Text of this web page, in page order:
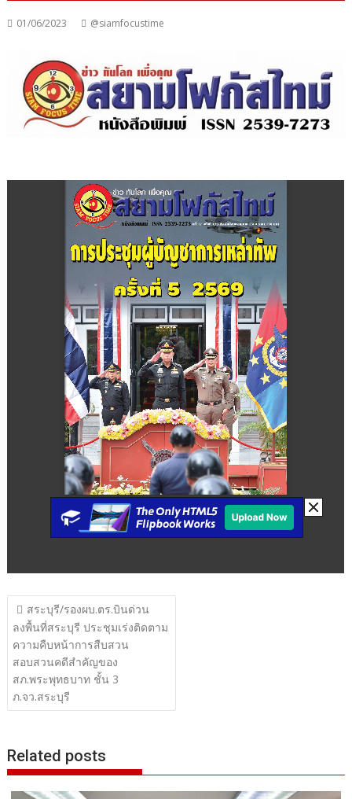
01/06/2023 @siamfocustime
แนะแนว
เรื่อง
สระบุรี/รองผบ.ตร.บินด่วน
ลงพื้นที่สระบุรี ประชุมเร่งติดตาม
ความคืบหน้าการสืบสวน
สอบสวนคดีสำคัญของ
สภ.พระพุทธบาท ชั้น 3
ภ.จว.สระบุรี
Related posts